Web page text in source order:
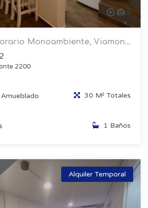
9
Monoambiente, Viamon...
2200
30 M² Totales
1 Baños
Alquiler Temporal